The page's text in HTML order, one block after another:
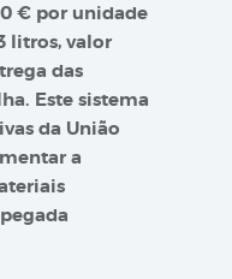
€ por unidade
litros, valor
das
Este sistema
da União
a